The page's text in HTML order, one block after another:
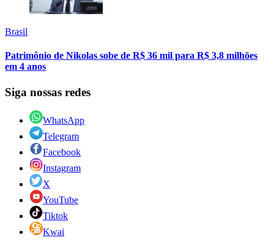
Brasil
Patrimônio de Nikolas sobe de R$ 36 mil para R$ 3,8 milhões
em 4 anos
Siga nossas redes
WhatsApp
Telegram
Facebook
Instagram
X
YouTube
Tiktok
Kwai